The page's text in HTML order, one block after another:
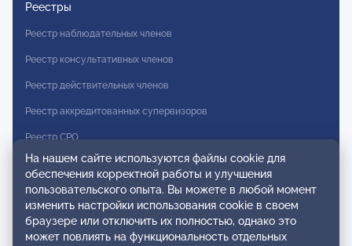
Реестры
Реестр наблюдательных членов
Реестр консультативных членов
Реестр действительных членов
Реестр аккредитованных супервизоров
Реестр СРО
Сертификация
Сертификация тренеров и преподавателей
Экспертиза и регистрация авторских продуктов
На нашем сайте используются файлы cookie для
обеспечения корректной работы и улучшения
пользовательского опыта. Вы можете в любой момент
изменить настройки использования cookie в своем
браузере или отключить их полностью, однако это
может повлиять на функциональность отдельных